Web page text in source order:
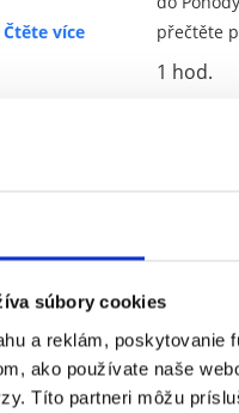
súbory cookies
a reklám,
ako používate naše
Títo partneri môžu